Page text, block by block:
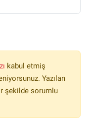
kabul etmiş
Yazılan
şekilde sorumlu